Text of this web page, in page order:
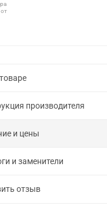
производителя
и цены
и заменители
отзыв